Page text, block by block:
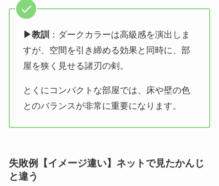
▶︎教訓 ：ダークカラーは高級感を演出しま
すが、空間を引き締める効果と同時に、部
屋を狭く見せる諸刃の剣。
とくにコンパクトな部屋では、床や壁の色
とのバランスが非常に重要になります。
失敗例【イメージ違い】ネットで見たかんじ
と違う